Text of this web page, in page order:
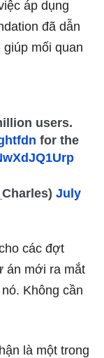
áp dụng
đã dẫn
mối quan
users.
for the
July
các đợt
án mới ra mắt
Không cần
là một trong